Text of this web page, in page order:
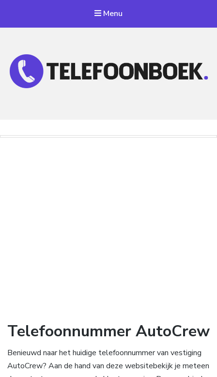
Menu
Telefoonnummer AutoCrew
Benieuwd naar het huidige telefoonnummer van vestiging
AutoCrew? Aan de hand van deze websitebekijk je meteen